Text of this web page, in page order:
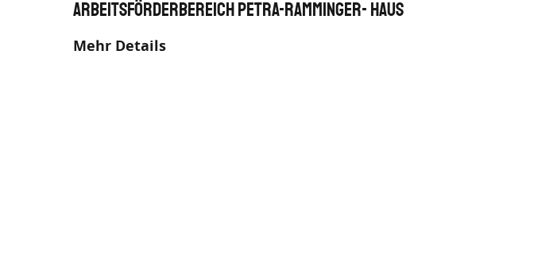
Arbeitsförderbereich Petra-Ramminger- Haus
Mehr Details